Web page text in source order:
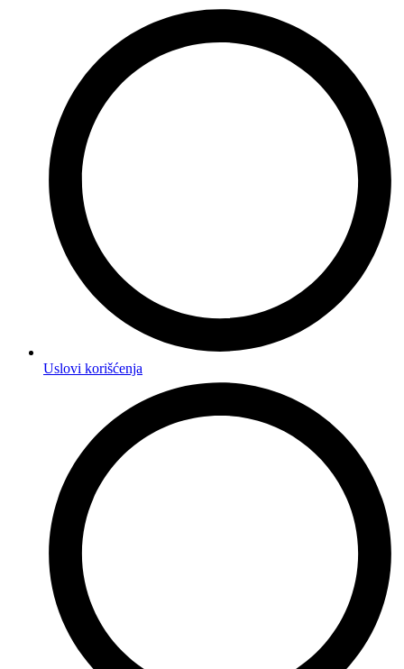
Uslovi korišćenja